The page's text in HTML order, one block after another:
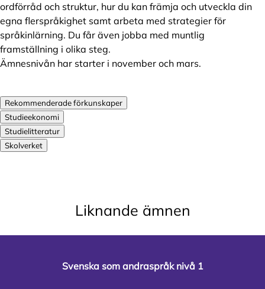
ordförråd och struktur, hur du kan främja och utveckla din
egna flerspråkighet samt arbeta med strategier för
språkinlärning. Du får även jobba med muntlig
framställning i olika steg.
Ämnesnivån har starter i november och mars.
Rekommenderade förkunskaper
Studieekonomi
Studielitteratur
Skolverket
Liknande ämnen
Svenska som andraspråk nivå 1